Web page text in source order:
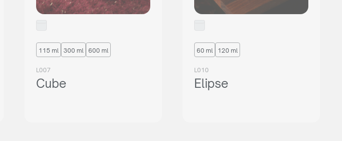
ONLINE CATALOGUS 2026
115 ml 300 ml 600 ml
L007
Cube
60 ml 120 ml
L010
Elipse